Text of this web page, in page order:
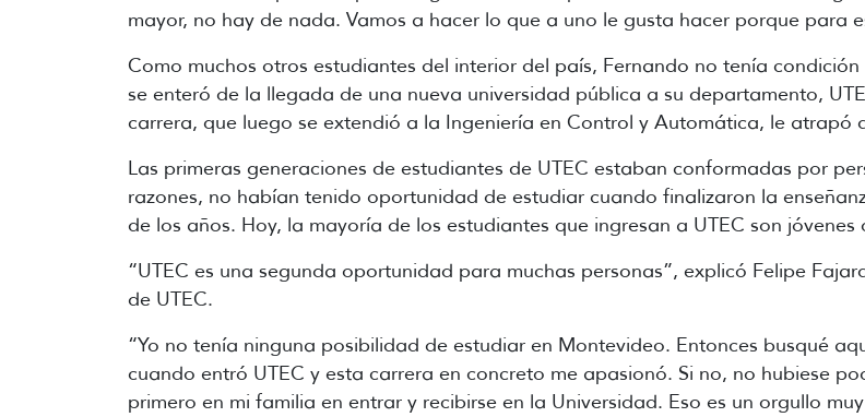
mayor, no hay de nada. Vamos a hacer lo que a uno le gusta hacer porque para
Como muchos otros estudiantes del interior del país, Fernando no tenía
se enteró de la llegada de una nueva universidad pública a su departamento,
carrera, que luego se extendió a la Ingeniería en Control y Automática, le atrapó
Las primeras generaciones de estudiantes de UTEC estaban conformadas por
razones, no habían tenido oportunidad de estudiar cuando finalizaron la
de los años. Hoy, la mayoría de los estudiantes que ingresan a UTEC son
“UTEC es una segunda oportunidad para muchas personas”, explicó Felipe
de UTEC.
“Yo no tenía ninguna posibilidad de estudiar en Montevideo. Entonces busqué
cuando entró UTEC y esta carrera en concreto me apasionó. Si no, no hubiese
primero en mi familia en entrar y recibirse en la Universidad. Eso es un orgullo